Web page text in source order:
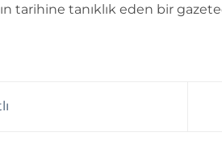
tarihine tanıklık eden bir